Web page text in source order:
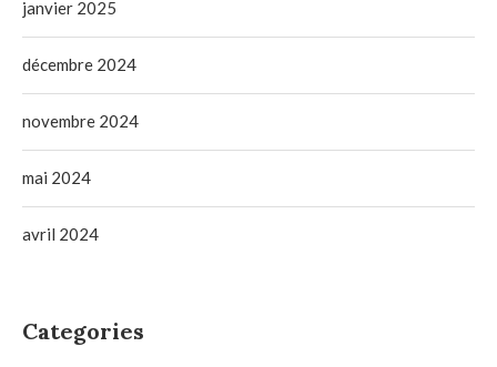
janvier 2025
décembre 2024
novembre 2024
mai 2024
avril 2024
Categories